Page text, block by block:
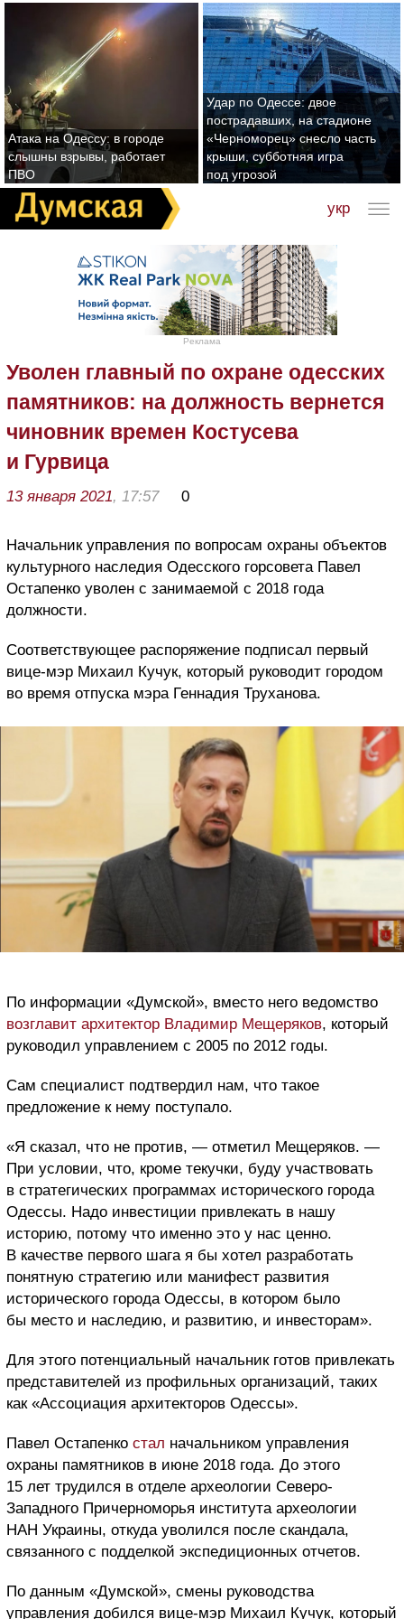
Атака на Одессу: в городе
слышны взрывы, работает
ПВО
Удар по Одессе: двое
пострадавших, на стадионе
«Черноморец» снесло часть
крыши, субботняя игра
под угрозой
укр
Реклама
Уволен главный по охране одесских
памятников: на должность вернется
чиновник времен Костусева
и Гурвица
13 января 2021, 17:57 0
Начальник управления по вопросам охраны объектов
культурного наследия Одесского горсовета Павел
Остапенко уволен с занимаемой с 2018 года
должности.
Соответствующее распоряжение подписал первый
вице-мэр Михаил Кучук, который руководит городом
во время отпуска мэра Геннадия Труханова.
По информации «Думской», вместо него ведомство
возглавит архитектор Владимир Мещеряков, который
руководил управлением с 2005 по 2012 годы.
Сам специалист подтвердил нам, что такое
предложение к нему поступало.
«Я сказал, что не против, — отметил Мещеряков. —
При условии, что, кроме текучки, буду участвовать
в стратегических программах исторического города
Одессы. Надо инвестиции привлекать в нашу
историю, потому что именно это у нас ценно.
В качестве первого шага я бы хотел разработать
понятную стратегию или манифест развития
исторического города Одессы, в котором было
бы место и наследию, и развитию, и инвесторам».
Для этого потенциальный начальник готов привлекать
представителей из профильных организаций, таких
как «Ассоциация архитекторов Одессы».
Павел Остапенко стал начальником управления
охраны памятников в июне 2018 года. До этого
15 лет трудился в отделе археологии Северо-
Западного Причерноморья института археологии
НАН Украины, откуда уволился после скандала,
связанного с подделкой экспедиционных отчетов.
По данным «Думской», смены руководства
управления добился вице-мэр Михаил Кучук, который